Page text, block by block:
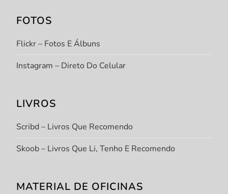
FOTOS
Flickr – Fotos E Álbuns
Instagram – Direto Do Celular
LIVROS
Scribd – Livros Que Recomendo
Skoob – Livros Que Li, Tenho E Recomendo
MATERIAL DE OFICINAS